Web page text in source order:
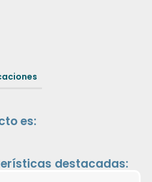
es:
destacadas: